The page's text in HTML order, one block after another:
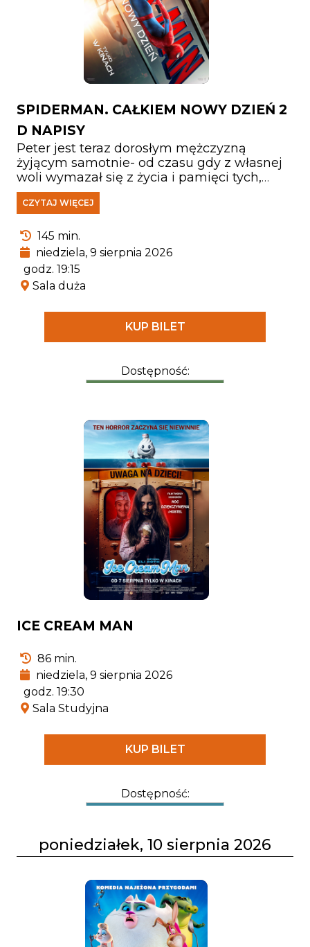
SPIDERMAN. CAŁKIEM NOWY DZIEŃ 2
D NAPISY
Peter jest teraz dorosłym mężczyzną
żyjącym samotnie- od czasu gdy z własnej
woli wymazał się z życia i pamięci tych,
których kochał. Walcząc z przestępczością
w Nowym Jorku, który nie zna już jego
miasta. Gdy rosnące wymagania zaczynają
go przytłaczać, presja wywołuje
zaskakującą fizyczną przemianę, która
zagraża jego istnieniu, podczas gdy nowy,
niepokojący schemat zbrodni prowadzi do
pojawienia się jednego z najpotężniejszych
przeciwników, z jakimi kiedykolwiek się
CZYTAJ WIĘCEJ
145 min.
niedziela, 9 sierpnia 2026
godz. 19:15
Sala duża
KUP BILET
Dostępność:
ICE CREAM MAN
86 min.
niedziela, 9 sierpnia 2026
godz. 19:30
Sala Studyjna
KUP BILET
Dostępność:
poniedziałek, 10 sierpnia 2026